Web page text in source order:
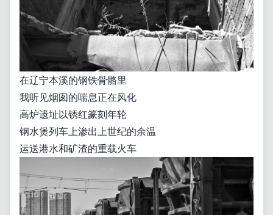
在辽宁本溪的钢铁骨骼里
我听见烟囱的喘息正在风化
高炉遗址以锈红篆刻年轮
钢水煲列车上渗出上世纪的余温
运送港水和矿渣的重载火车